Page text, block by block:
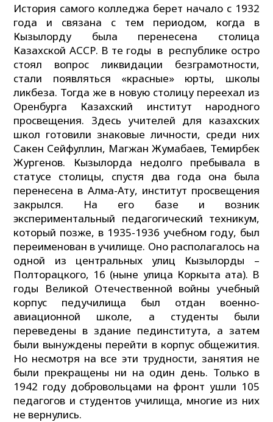
История самого колледжа берет начало с 1932
года и связана с тем периодом, когда в
Кызылорду была перенесена столица
Казахской АССР. В те годы в республике остро
стоял вопрос ликвидации безграмотности,
стали появляться «красные» юрты, школы
ликбеза. Тогда же в новую столицу переехал из
Оренбурга Казахский институт народного
просвещения. Здесь учителей для казахских
школ готовили знаковые личности, среди них
Сакен Сейфуллин, Магжан Жумабаев, Темирбек
Жургенов. Кызылорда недолго пребывала в
статусе столицы, спустя два года она была
перенесена в Алма-Ату, институт просвещения
закрылся. На его базе и возник
экспериментальный педагогический техникум,
который позже, в 1935-1936 учебном году, был
переименован в училище. Оно располагалось на
одной из центральных улиц Кызылорды –
Полторацкого, 16 (ныне улица Коркыта ата). В
годы Великой Отечественной войны учебный
корпус педучилища был отдан военно-
авиационной школе, а студенты были
переведены в здание пединститута, а затем
были вынуждены перейти в корпус общежития.
Но несмотря на все эти трудности, занятия не
были прекращены ни на один день. Только в
1942 году добровольцами на фронт ушли 105
педагогов и студентов училища, многие из них
не вернулись.